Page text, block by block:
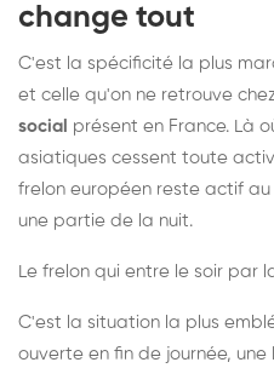
change tout
C'est la spécificité la plus
et celle qu'on ne retrouve
social présent en France. Là
asiatiques cessent toute
frelon européen reste actif
une partie de la nuit.
Le frelon qui entre le soir par
C'est la situation la plus
ouverte en fin de journée,